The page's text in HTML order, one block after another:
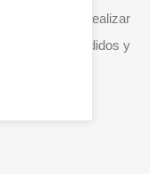
le permite realizar
historial de pedidos y
acciones.